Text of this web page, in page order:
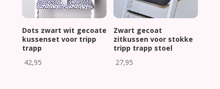
Dots zwart wit gecoate
kussenset voor tripp
trapp
42,95
Zwart gecoat
zitkussen voor stokke
tripp trapp stoel
27,95